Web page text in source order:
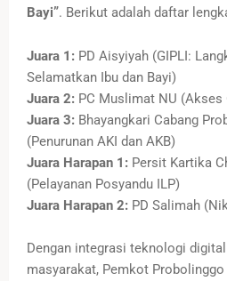
Bayi”. Berikut adalah daftar
Juara 1: PD Aisyiyah (GIPLI:
Selamatkan Ibu dan Bayi)
Juara 2: PC Muslimat NU (Akses
Juara 3: Bhayangkari Cabang
(Penurunan AKI dan AKB)
Juara Harapan 1: Persit Kartika
(Pelayanan Posyandu ILP)
Juara Harapan 2: PD Salimah
Dengan integrasi teknologi
masyarakat, Pemkot